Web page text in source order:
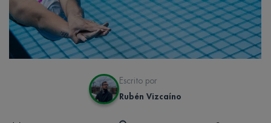
Escrito por
Rubén Vizcaíno